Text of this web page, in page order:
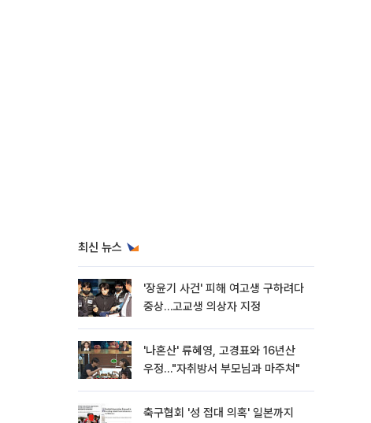
최신 뉴스
'장윤기 사건' 피해 여고생 구하려다
중상…고교생 의상자 지정
'나혼산' 류혜영, 고경표와 16년산
우정…"자취방서 부모님과 마주쳐"
축구협회 '성 접대 의혹' 일본까지